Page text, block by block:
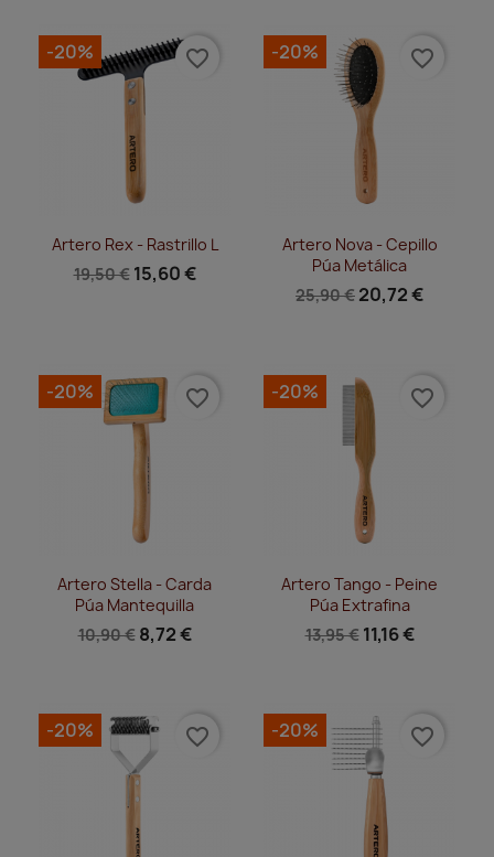
Vista rápida
Artero Rex - Rastrillo L
19,50 € 15,60 €
-20% favorite_border
Vista rápida
Artero Nova - Cepillo
Púa Metálica
25,90 € 20,72 €
-20% favorite_border
Vista rápida
Artero Stella - Carda
Púa Mantequilla
10,90 € 8,72 €
-20% favorite_border
Vista rápida
Artero Tango - Peine
Púa Extrafina
13,95 € 11,16 €
-20% favorite_border
-20% favorite_border -20% favorite_border